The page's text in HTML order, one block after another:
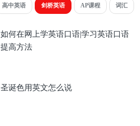
高中英语 剑桥英语 AP课程 词汇
如何在网上学英语口语|学习英语口语
提高方法
圣诞色用英文怎么说